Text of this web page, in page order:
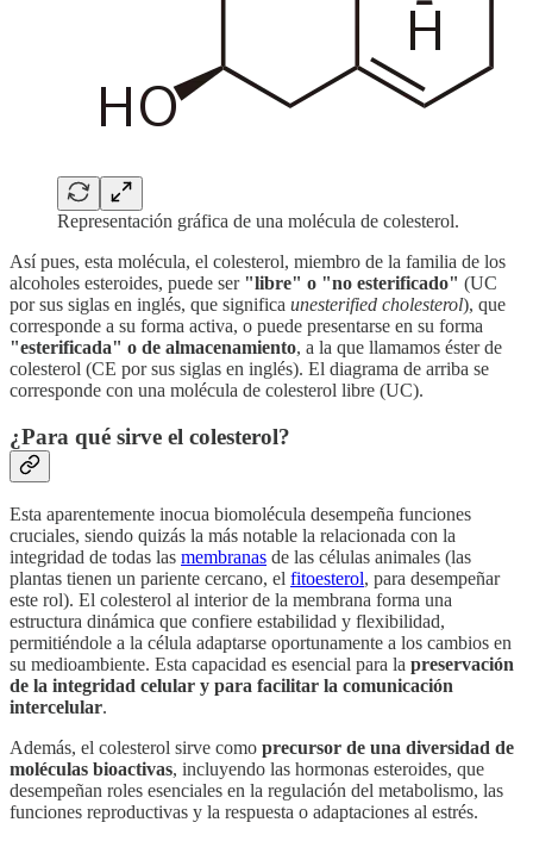
Representación gráfica de una molécula de colesterol.
Así pues, esta molécula, el colesterol, miembro de la familia de los
alcoholes esteroides, puede ser "libre" o "no esterificado" (UC
por sus siglas en inglés, que significa unesterified cholesterol), que
corresponde a su forma activa, o puede presentarse en su forma
"esterificada" o de almacenamiento, a la que llamamos éster de
colesterol (CE por sus siglas en inglés). El diagrama de arriba se
corresponde con una molécula de colesterol libre (UC).
¿Para qué sirve el colesterol?
Esta aparentemente inocua biomolécula desempeña funciones
cruciales, siendo quizás la más notable la relacionada con la
integridad de todas las membranas de las células animales (las
plantas tienen un pariente cercano, el fitoesterol, para desempeñar
este rol). El colesterol al interior de la membrana forma una
estructura dinámica que confiere estabilidad y flexibilidad,
permitiéndole a la célula adaptarse oportunamente a los cambios en
su medioambiente. Esta capacidad es esencial para la preservación
de la integridad celular y para facilitar la comunicación
intercelular.
Además, el colesterol sirve como precursor de una diversidad de
moléculas bioactivas, incluyendo las hormonas esteroides, que
desempeñan roles esenciales en la regulación del metabolismo, las
funciones reproductivas y la respuesta o adaptaciones al estrés.